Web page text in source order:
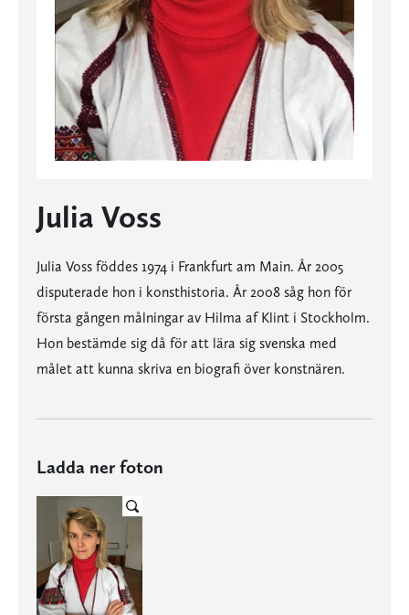
Julia Voss
Julia Voss föddes 1974 i Frankfurt am Main. År 2005
disputerade hon i konsthistoria. År 2008 såg hon för
första gången målningar av Hilma af Klint i Stockholm.
Hon bestämde sig då för att lära sig svenska med
målet att kunna skriva en biografi över konstnären.
Ladda ner foton